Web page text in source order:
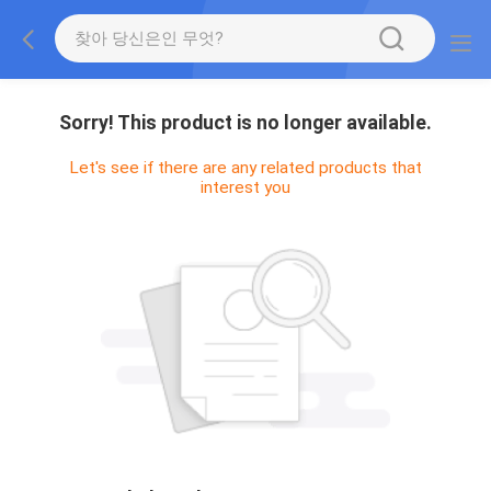
Sorry! This product is no longer available.
Let's see if there are any related products that
interest you